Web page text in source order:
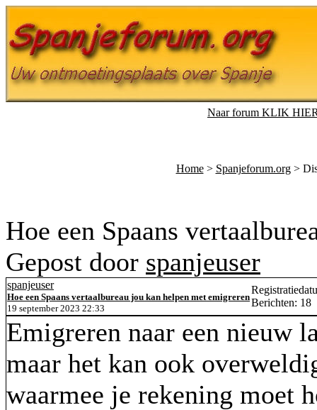
Naar forum KLIK
Home> Spanjeforum.org>
Hoe een Spaans
Gepost door spanjeuser
spanjeuser
Hoe een Spaans vertaalbureau jou kan helpen met emigreren
19 september 2023 22:33
Berichten: 18
Emigreren naar een nieuw
maar het kan ook
waarmee je rekening moet